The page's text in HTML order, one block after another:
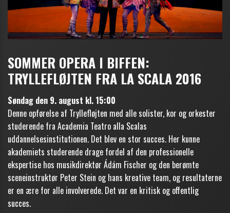
SOMMER OPERA I BIFFEN:
TRYLLEFLØJTEN FRA LA SCALA 2016
Søndag den 9. august kl. 15:00
Denne opførelse af Tryllefløjten med alle solister, kor og orkester
studerende fra Academia Teatro alla Scalas
uddannelsesinstitutionen. Det blev en stor succes. Her kunne
akademiets studerende drage fordel af den professionelle
ekspertise hos musikdirektør Ádám Fischer og den berømte
sceneinstruktør Peter Stein og hans kreative team, og resultaterne
er en ære for alle involverede. Det var en kritisk og offentlig
succes.